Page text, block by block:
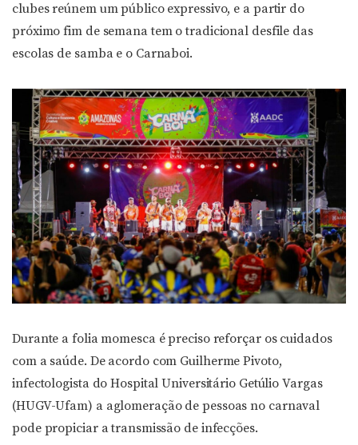
clubes reúnem um público expressivo, e a partir do
próximo fim de semana tem o tradicional desfile das
escolas de samba e o Carnaboi.
Durante a folia momesca é preciso reforçar os cuidados
com a saúde. De acordo com Guilherme Pivoto,
infectologista do Hospital Universitário Getúlio Vargas
(HUGV-Ufam) a aglomeração de pessoas no carnaval
pode propiciar a transmissão de infecções.